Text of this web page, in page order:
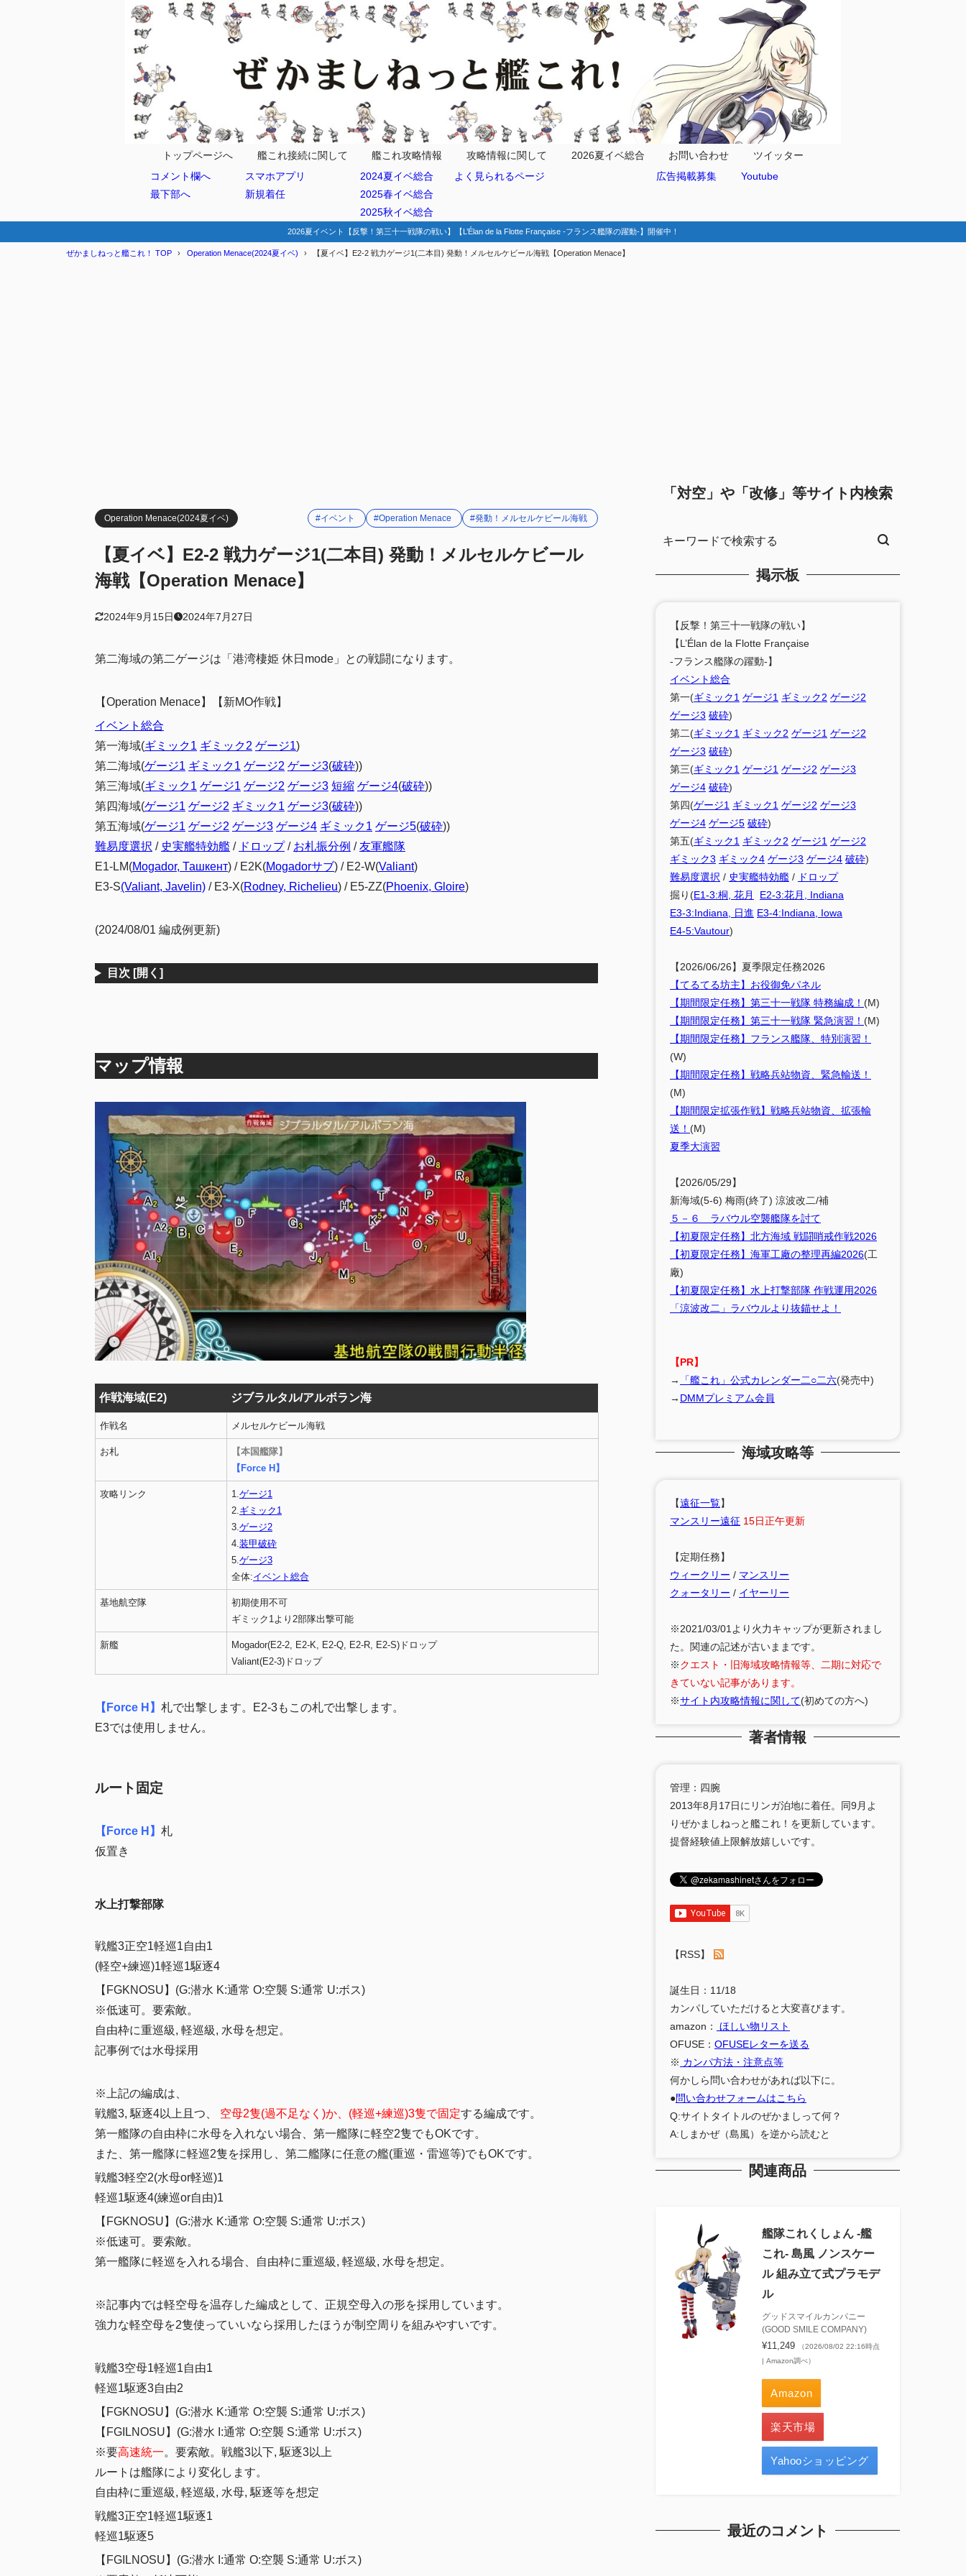
トップページへ
コメント欄へ
最下部へ
艦これ接続に関して
スマホアプリ
新規着任
艦これ攻略情報
2024夏イベ総合
2025春イベ総合
2025秋イベ総合
攻略情報に関して
よく見られるページ
2026夏イベ総合
お問い合わせ
広告掲載募集
ツイッター
Youtube
2026夏イベント【反撃！第三十一戦隊の戦い】【L’Élan de la Flotte Française -フランス艦隊の躍動-】開催中！
ぜかましねっと艦これ！ TOP Operation Menace(2024夏イベ) 【夏イベ】E2-2 戦力ゲージ1(二本目) 発動！メルセルケビール海戦【Operation Menace】
Operation Menace(2024夏イベ) #イベント #Operation Menace #発動！メルセルケビール海戦
【夏イベ】E2-2 戦力ゲージ1(二本目) 発動！メルセルケビール
海戦【Operation Menace】
2024年9月15日 2024年7月27日
第二海域の第二ゲージは「港湾棲姫 休日mode」との戦闘になります。
【Operation Menace】【新MO作戦】
イベント総合
第一海域(ギミック1 ギミック2 ゲージ1)
第二海域(ゲージ1 ギミック1 ゲージ2 ゲージ3(破砕))
第三海域(ギミック1 ゲージ1 ゲージ2 ゲージ3 短縮 ゲージ4(破砕))
第四海域(ゲージ1 ゲージ2 ギミック1 ゲージ3(破砕))
第五海域(ゲージ1 ゲージ2 ゲージ3 ゲージ4 ギミック1 ゲージ5(破砕))
難易度選択 / 史実艦特効艦 / ドロップ/ お札振分例 /友軍艦隊
E1-LM(Mogador, Ташкент) / E2K(Mogadorサブ) / E2-W(Valiant)
E3-S(Valiant, Javelin) / E3-X(Rodney, Richelieu) / E5-ZZ(Phoenix, Gloire)
(2024/08/01 編成例更新)
目次 [開く]
マップ情報
作戦海域(E2) ジブラルタル/アルボラン海
作戦名 メルセルケビール海戦
お札
【本国艦隊】
【Force H】
攻略リンク 1.ゲージ1
2.ギミック1
3.ゲージ2
4.装甲破砕
5.ゲージ3
全体:イベント総合
基地航空隊
初期使用不可
ギミック1より2部隊出撃可能
新艦
Mogador(E2-2, E2-K, E2-Q, E2-R, E2-S)ドロップ
Valiant(E2-3)ドロップ
【Force H】 札で出撃します。E2-3もこの札で出撃します。
E3では使用しません。
ルート固定
【Force H】 札
仮置き
水上打撃部隊
戦艦3正空1軽巡1自由1
(軽空+練巡)1軽巡1駆逐4
【FGKNOSU】(G:潜水 K:通常 O:空襲 S:通常 U:ボス)
※低速可。要索敵。
自由枠に重巡級, 軽巡級, 水母を想定。
記事例では水母採用
※上記の編成は、
戦艦3, 駆逐4以上且つ、 空母2隻(過不足なく)か、(軽巡+練巡)3隻で固定する編成です。
第一艦隊の自由枠に水母を入れない場合、第一艦隊に軽空2隻でもOKです。
また、第一艦隊に軽巡2隻を採用し、第二艦隊に任意の艦(重巡・雷巡等)でもOKです。
戦艦3軽空2(水母or軽巡)1
軽巡1駆逐4(練巡or自由)1
【FGKNOSU】(G:潜水 K:通常 O:空襲 S:通常 U:ボス)
※低速可。要索敵。
第一艦隊に軽巡を入れる場合、自由枠に重巡級, 軽巡級, 水母を想定。
※記事内では軽空母を温存した編成として、正規空母入の形を採用しています。
強力な軽空母を2隻使っていいなら採用したほうが制空周りを組みやすいです。
戦艦3空母1軽巡1自由1
軽巡1駆逐3自由2
【FGKNOSU】(G:潜水 K:通常 O:空襲 S:通常 U:ボス)
【FGILNOSU】(G:潜水 I:通常 O:空襲 S:通常 U:ボス)
※要高速統一。要索敵。戦艦3以下, 駆逐3以上
ルートは艦隊により変化します。
自由枠に重巡級, 軽巡級, 水母, 駆逐等を想定
戦艦3正空1軽巡1駆逐1
軽巡1駆逐5
【FGILNOSU】(G:潜水 I:通常 O:空襲 S:通常 U:ボス)
「対空」や「改修」等サイト内検索
掲示板
【反撃！第三十一戦隊の戦い】
【L’Élan de la Flotte Française
-フランス艦隊の躍動-】
イベント総合
第一(ギミック1 ゲージ1 ギミック2 ゲージ2
ゲージ3 破砕)
第二(ギミック1 ギミック2 ゲージ1 ゲージ2
ゲージ3 破砕)
第三(ギミック1 ゲージ1 ゲージ2 ゲージ3
ゲージ4 破砕)
第四(ゲージ1 ギミック1 ゲージ2 ゲージ3
ゲージ4 ゲージ5 破砕)
第五(ギミック1 ギミック2 ゲージ1 ゲージ2
ギミック3 ギミック4 ゲージ3 ゲージ4 破砕)
難易度選択 / 史実艦特効艦 / ドロップ
掘り(E1-3:桐, 花月
E2-3:花月, Indiana
E3-3:Indiana, 日進 E3-4:Indiana, Iowa
E4-5:Vautour)
【2026/06/26】夏季限定任務2026
【てるてる坊主】お役御免パネル
【期間限定任務】第三十一戦隊 特務編成！ (M)
【期間限定任務】第三十一戦隊 緊急演習！ (M)
【期間限定任務】フランス艦隊、特別演習！
(W)
【期間限定任務】戦略兵站物資、緊急輸送！
(M)
【期間限定拡張作戦】戦略兵站物資、拡張輸
送！ (M)
夏季大演習
【2026/05/29】
新海域(5-6) 梅雨(終了) 涼波改二/補
５－６ ラバウル空襲艦隊を討て
【初夏限定任務】北方海域 戦闘哨戒作戦2026
【初夏限定任務】海軍工廠の整理再編2026(工
廠)
【初夏限定任務】水上打撃部隊 作戦運用2026
「涼波改二」ラバウルより抜錨せよ！
【PR】
→
「艦これ」公式カレンダー二○二六(発売中)
→ DMMプレミアム会員
海域攻略等
【遠征一覧】
マンスリー遠征 15日正午更新
【定期任務】
ウィークリー / マンスリー
クォータリー / イヤーリー
※2021/03/01より火力キャップが更新されまし
た。関連の記述が古いままです。
※クエスト・旧海域攻略情報等、二期に対応で
きていない記事があります。
※サイト内攻略情報に関して(初めての方へ)
著者情報
管理：四腕
2013年8月17日にリンガ泊地に着任。同9月よ
りぜかましねっと艦これ！を更新しています。
提督経験値上限解放嬉しいです。
【RSS】
誕生日：11/18
カンパしていただけると大変喜びます。
amazon：
ほしい物リスト
OFUSE： OFUSEレターを送る
※ カンパ方法・注意点等
何かしら問い合わせがあれば以下に。
●問い合わせフォームはこちら
Q:サイトタイトルのぜかましって何？
A:しまかぜ（島風）を逆から読むと
関連商品
艦隊これくしょん ‐艦
これ‐ 島風 ノンスケー
ル 組み立て式プラモデ
ル
グッドスマイルカンパニー
(GOOD SMILE COMPANY)
¥11,249
（2026/08/02 22:16時点
| Amazon調べ）
Amazon
楽天市場
Yahooショッピング
最近のコメント
マップ情報
1.1 ルート固定
1.1.1 水上打撃部隊
1.1.2 空母機動部隊
特効艦・特効装備
1.3.1 特効艦
編成例(先行)
4